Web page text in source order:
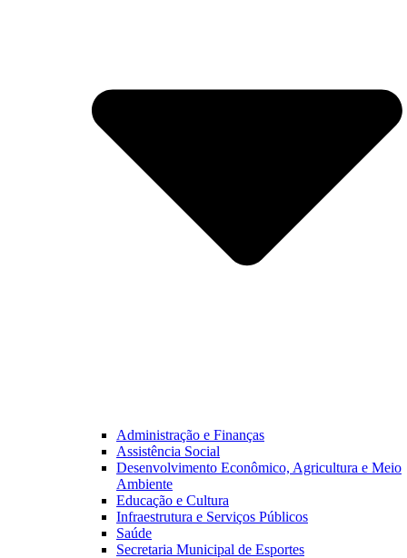
Administração e Finanças
Assistência Social
Desenvolvimento Econômico, Agricultura e Meio
Ambiente
Educação e Cultura
Infraestrutura e Serviços Públicos
Saúde
Secretaria Municipal de Esportes